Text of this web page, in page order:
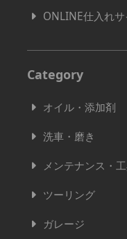
ONLINE仕入れ
Category
オイル・添加剤
洗車・磨き
メンテナンス・
ツーリング
ガレージ